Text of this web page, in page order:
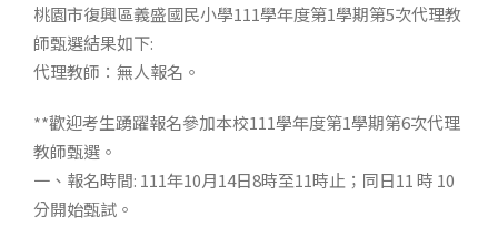
桃園市復興區義盛國民小學111學年度第1學期第5次代理教
師甄選結果如下:
代理教師：無人報名。
**歡迎考生踴躍報名參加本校111學年度第1學期第6次代理
教師甄選。
一、報名時間: 111年10月14日8時至11時止；同日11 時 10
分開始甄試。